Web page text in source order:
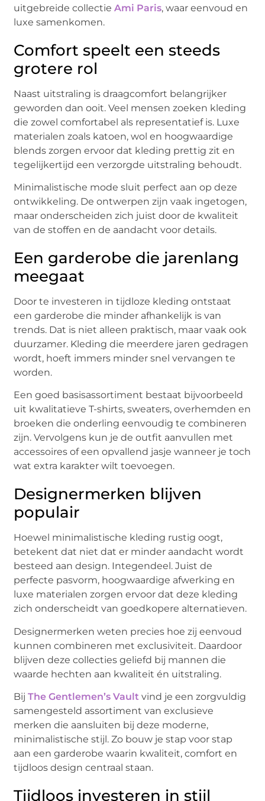
uitgebreide collectieAmi Paris, waar eenvoud en
luxe samenkomen.
Comfort speelt een steeds
grotere rol
Naast uitstraling is draagcomfort belangrijker
geworden dan ooit. Veel mensen zoeken kleding
die zowel comfortabel als representatief is. Luxe
materialen zoals katoen, wol en hoogwaardige
blends zorgen ervoor dat kleding prettig zit en
tegelijkertijd een verzorgde uitstraling behoudt.
Minimalistische mode sluit perfect aan op deze
ontwikkeling. De ontwerpen zijn vaak ingetogen,
maar onderscheiden zich juist door de kwaliteit
van de stoffen en de aandacht voor details.
Een garderobe die jarenlang
meegaat
Door te investeren in tijdloze kleding ontstaat
een garderobe die minder afhankelijk is van
trends. Dat is niet alleen praktisch, maar vaak ook
duurzamer. Kleding die meerdere jaren gedragen
wordt, hoeft immers minder snel vervangen te
worden.
Een goed basisassortiment bestaat bijvoorbeeld
uit kwalitatieve T-shirts, sweaters, overhemden en
broeken die onderling eenvoudig te combineren
zijn. Vervolgens kun je de outfit aanvullen met
accessoires of een opvallend jasje wanneer je toch
wat extra karakter wilt toevoegen.
Designermerken blijven
populair
Hoewel minimalistische kleding rustig oogt,
betekent dat niet dat er minder aandacht wordt
besteed aan design. Integendeel. Juist de
perfecte pasvorm, hoogwaardige afwerking en
luxe materialen zorgen ervoor dat deze kleding
zich onderscheidt van goedkopere alternatieven.
Designermerken weten precies hoe zij eenvoud
kunnen combineren met exclusiviteit. Daardoor
blijven deze collecties geliefd bij mannen die
waarde hechten aan kwaliteit én uitstraling.
BijThe Gentlemen’s Vault vind je een zorgvuldig
samengesteld assortiment van exclusieve
merken die aansluiten bij deze moderne,
minimalistische stijl. Zo bouw je stap voor stap
aan een garderobe waarin kwaliteit, comfort en
tijdloos design centraal staan.
Tijdloos investeren in stijl